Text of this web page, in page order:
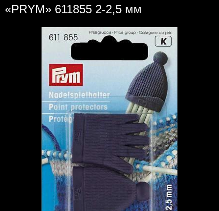
«PRYM» 611855 2-2,5 мм